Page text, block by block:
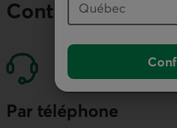
Contactez nos
Par téléphone